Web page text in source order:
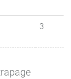
3